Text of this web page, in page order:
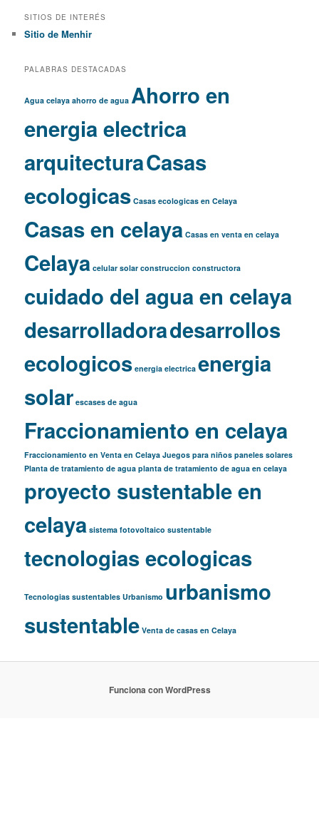
SITIOS DE INTERÉS
Sitio de Menhir
PALABRAS DESTACADAS
Agua celaya ahorro de agua Ahorro en
energia electrica
arquitecturaCasas
ecologicas Casas ecologicas en Celaya
Casas en celaya Casas en venta en celaya
Celaya celular solar construccion constructora
cuidado del agua en celaya
desarrolladoradesarrollos
ecologicos energia electrica energia
solar escases de agua
Fraccionamiento en celaya
Fraccionamiento en Venta en Celaya Juegos para niños paneles solares
Planta de tratamiento de agua planta de tratamiento de agua en celaya
proyecto sustentable en
celaya sistema fotovoltaico sustentable
tecnologias ecologicas
Tecnologias sustentables Urbanismo urbanismo
sustentable Venta de casas en Celaya
Funciona con WordPress